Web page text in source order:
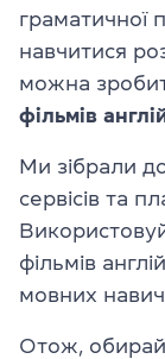
граматичної
навчитися
можна
фільмів
Ми зібрали
сервісів та
фільмів
мовних
Отож,